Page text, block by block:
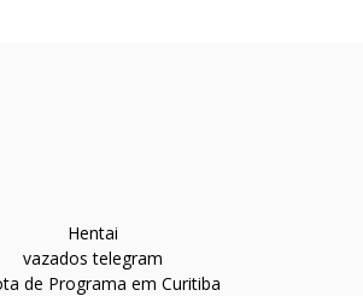
Hentai
vazados telegram
de Programa em Curitiba